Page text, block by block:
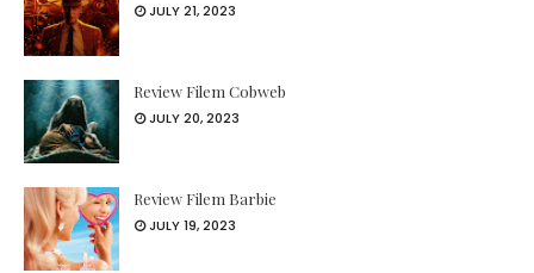
JULY 21, 2023
Review Filem Cobweb
JULY 20, 2023
Review Filem Barbie
JULY 19, 2023